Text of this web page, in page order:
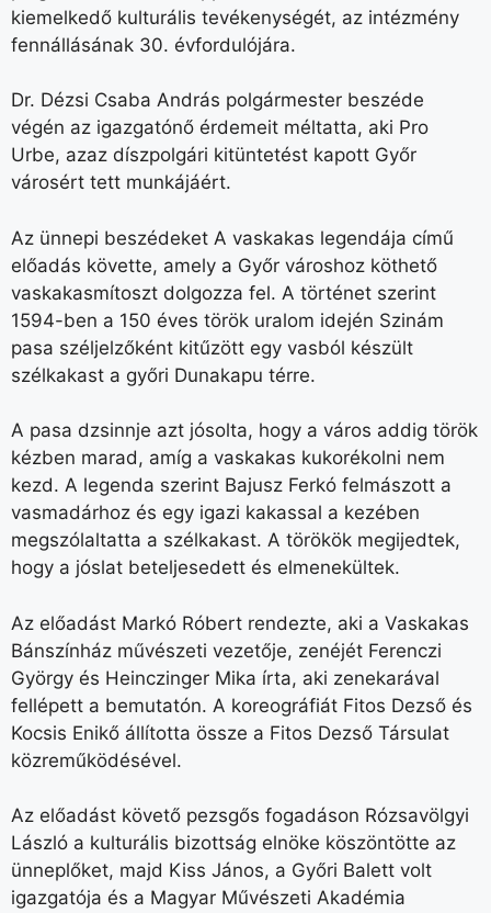
kiemelkedő kulturális tevékenységét, az intézmény
fennállásának 30. évfordulójára.
Dr. Dézsi Csaba András polgármester beszéde
végén az igazgatónő érdemeit méltatta, aki Pro
Urbe, azaz díszpolgári kitüntetést kapott Győr
városért tett munkájáért.
Az ünnepi beszédeket A vaskakas legendája című
előadás követte, amely a Győr városhoz köthető
vaskakasmítoszt dolgozza fel. A történet szerint
1594-ben a 150 éves török uralom idején Szinám
pasa széljelzőként kitűzött egy vasból készült
szélkakast a győri Dunakapu térre.
A pasa dzsinnje azt jósolta, hogy a város addig török
kézben marad, amíg a vaskakas kukorékolni nem
kezd. A legenda szerint Bajusz Ferkó felmászott a
vasmadárhoz és egy igazi kakassal a kezében
megszólaltatta a szélkakast. A törökök megijedtek,
hogy a jóslat beteljesedett és elmenekültek.
Az előadást Markó Róbert rendezte, aki a Vaskakas
Bánszínház művészeti vezetője, zenéjét Ferenczi
György és Heinczinger Mika írta, aki zenekarával
fellépett a bemutatón. A koreográfiát Fitos Dezső és
Kocsis Enikő állította össze a Fitos Dezső Társulat
közreműködésével.
Az előadást követő pezsgős fogadáson Rózsavölgyi
László a kulturális bizottság elnöke köszöntötte az
ünneplőket, majd Kiss János, a Győri Balett volt
igazgatója és a Magyar Művészeti Akadémia